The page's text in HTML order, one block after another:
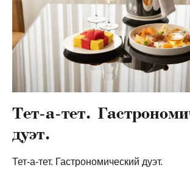
Тет-а-тет.
дуэт.
Тет-а-тет. Гастрономический дуэт.